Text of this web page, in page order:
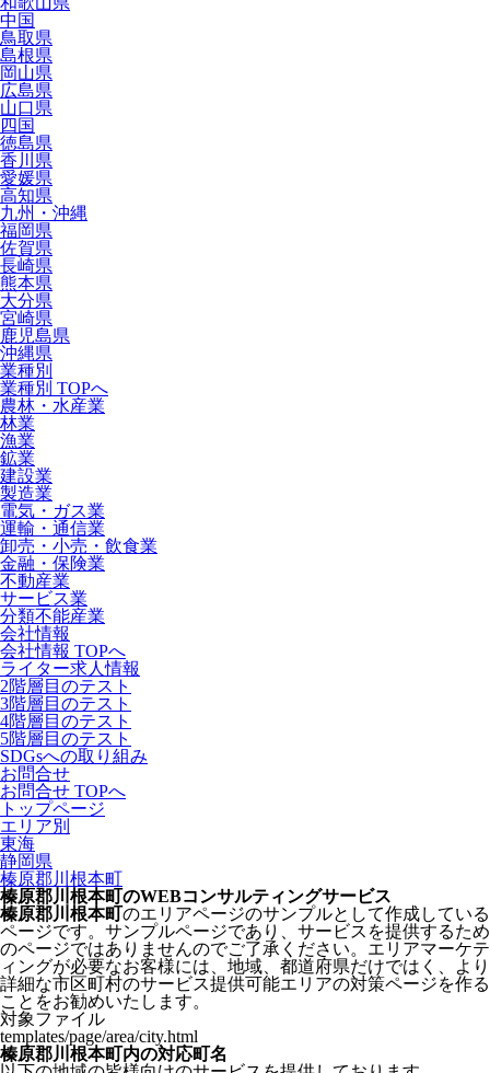
中国
鳥取県
島根県
岡山県
広島県
山口県
四国
徳島県
香川県
愛媛県
高知県
九州・沖縄
福岡県
佐賀県
長崎県
熊本県
大分県
宮崎県
鹿児島県
沖縄県
業種別
業種別 TOPへ
農林・水産業
林業
漁業
鉱業
建設業
製造業
電気・ガス業
運輸・通信業
卸売・小売・飲食業
金融・保険業
不動産業
サービス業
分類不能産業
会社情報
会社情報 TOPへ
ライター求人情報
2階層目のテスト
3階層目のテスト
4階層目のテスト
5階層目のテスト
SDGsへの取り組み
お問合せ
お問合せ TOPへ
トップページ
エリア別
東海
静岡県
榛原郡川根本町
榛原郡川根本町のWEBコンサルティングサービス
榛原郡川根本町のエリアページのサンプルとして作成している
ページです。サンプルページであり、サービスを提供するため
のページではありませんのでご了承ください。エリアマーケテ
ィングが必要なお客様には、地域、都道府県だけではく、より
詳細な市区町村のサービス提供可能エリアの対策ページを作る
ことをお勧めいたします。
対象ファイル
templates/page/area/city.html
榛原郡川根本町内の対応町名